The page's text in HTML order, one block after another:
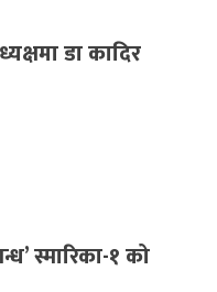
डा कादिर
स्मारिका-१ को